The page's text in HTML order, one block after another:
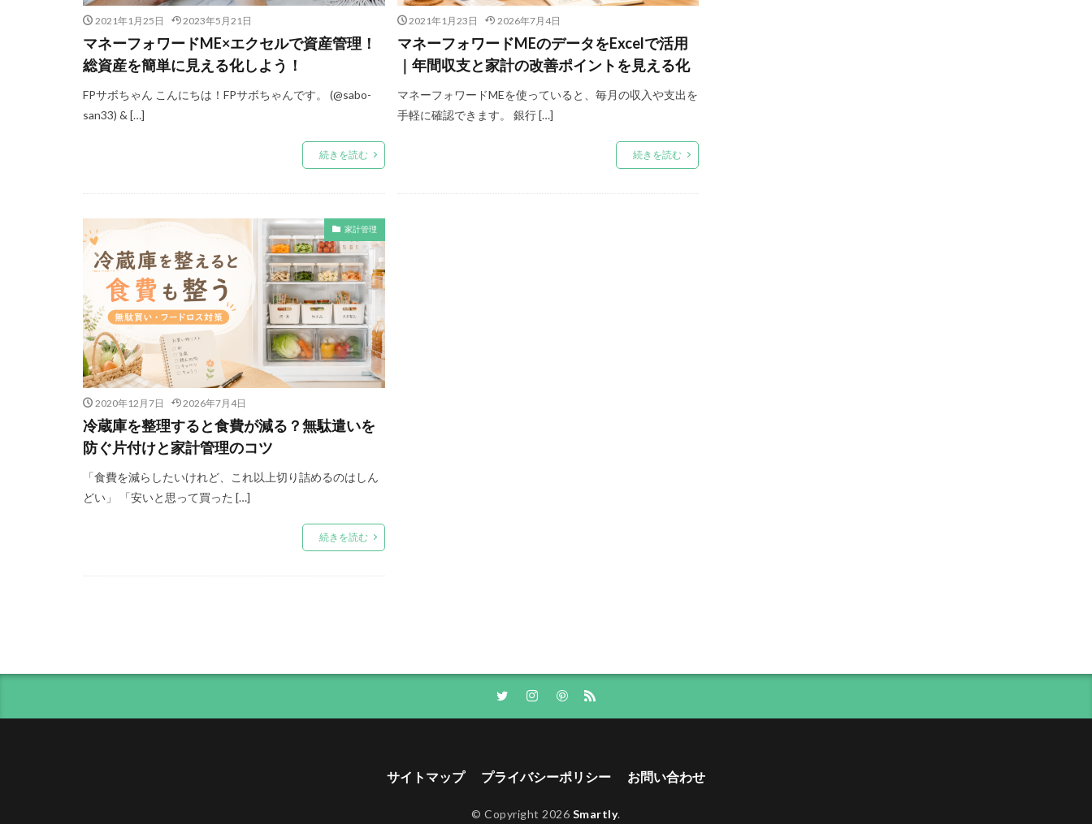
2021年1月25日 2023年5月21日
マネーフォワードME×エクセルで資産管理！
総資産を簡単に見える化しよう！
FPサボちゃん こんにちは！FPサボちゃんです。 (@sabo-
san33) & […]
続きを読む
2021年1月23日 2026年7月4日
マネーフォワードMEのデータをExcelで活用
｜年間収支と家計の改善ポイントを見える化
マネーフォワードMEを使っていると、毎月の収入や支出を
手軽に確認できます。 銀行 […]
続きを読む
家計管理
2020年12月7日 2026年7月4日
冷蔵庫を整理すると食費が減る？無駄遣いを
防ぐ片付けと家計管理のコツ
「食費を減らしたいけれど、これ以上切り詰めるのはしん
どい」 「安いと思って買った […]
続きを読む
サイトマップ プライバシーポリシー お問い合わせ
© Copyright 2026 Smartly.